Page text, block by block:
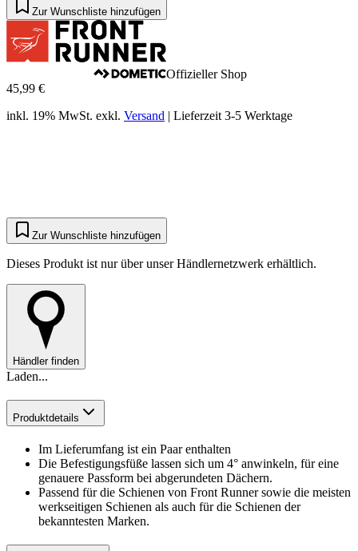
Zur Wunschliste hinzufügen
Offizieller Shop
45,99 €
inkl. 19% MwSt. exkl. Versand | Lieferzeit 3-5 Werktage
Zur Wunschliste hinzufügen
Dieses Produkt ist nur über unser Händlernetzwerk erhältlich.
Händler finden
Laden...
Produktdetails
Im Lieferumfang ist ein Paar enthalten
Die Befestigungsfüße lassen sich um 4° anwinkeln, für eine
genauere Passform bei abgerundeten Dächern.
Passend für die Schienen von Front Runner sowie die meisten
werkseitigen Schienen als auch für die Schienen der
bekanntesten Marken.